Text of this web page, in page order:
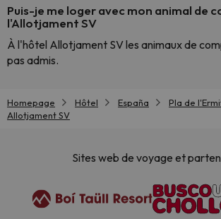
Puis-je me loger avec mon animal de
l'Allotjament SV
À l'hôtel Allotjament SV les animaux de
pas admis.
Homepage Hôtel España
Pla de
Allotjament SV
Sites web de voyage et